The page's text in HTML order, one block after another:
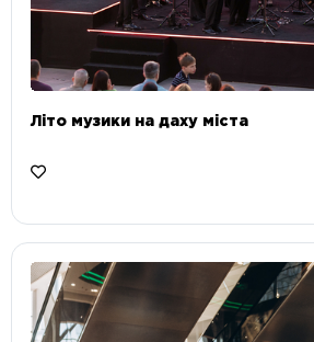
Літо музики на даху міста